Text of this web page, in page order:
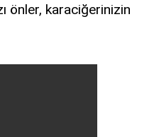
önler, karaciğerinizin